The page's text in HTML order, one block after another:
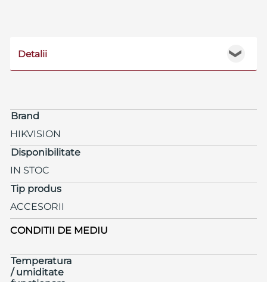
❯
Detalii
Brand
HIKVISION
Disponibilitate
IN STOC
Tip produs
ACCESORII
CONDITII DE MEDIU
Temperatura
/ umiditate